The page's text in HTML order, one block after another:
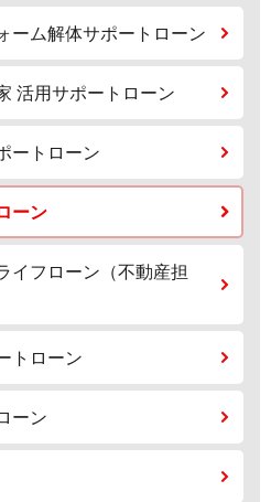
ーム解体サポートローン
活用サポートローン
ートローン
ーン
イフローン（不動産担
トローン
ーン